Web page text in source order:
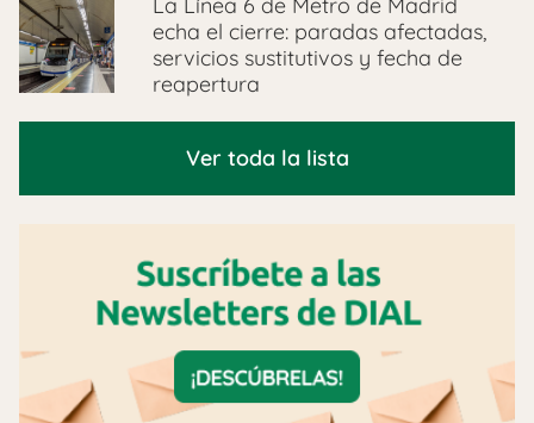
echa el cierre: paradas afectadas,
servicios sustitutivos y fecha de
reapertura
Ver toda la lista